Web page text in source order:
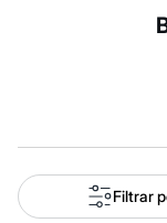
Novidades
Roupas
Blusas e
Básicos
Filtrar